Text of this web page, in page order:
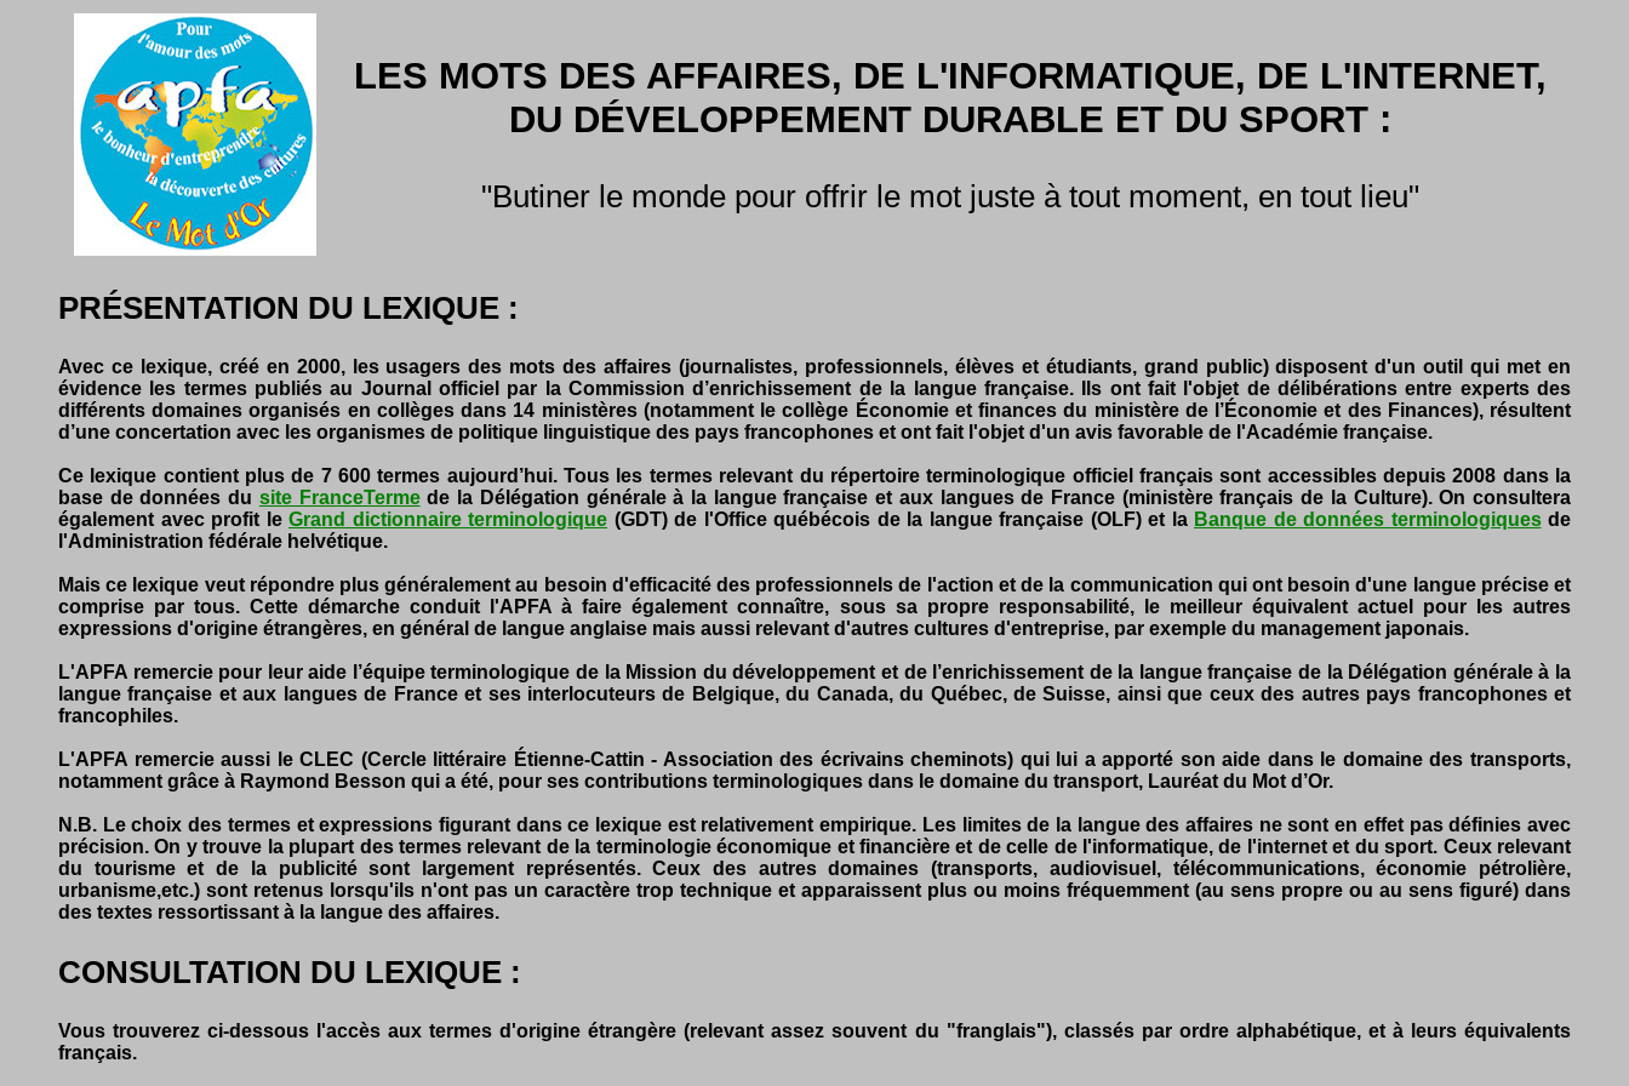
LES MOTS DES AFFAIRES, DE L'INFORMATIQUE, DE L'INTERNET,
DU DÉVELOPPEMENT DURABLE ET DU SPORT :
"Butiner le monde pour offrir le mot juste à tout moment, en tout lieu"
PRÉSENTATION DU LEXIQUE :
Avec ce lexique, créé en 2000, les usagers des mots des affaires (journalistes, professionnels, élèves et étudiants, grand public) disposent d'un outil qui met en
évidence les termes publiés au Journal officiel par la Commission d’enrichissement de la langue française. Ils ont fait l'objet de délibérations entre experts des
différents domaines organisés en collèges dans 14 ministères (notamment le collège Économie et finances du ministère de l’Économie et des Finances), résultent
d’une concertation avec les organismes de politique linguistique des pays francophones et ont fait l'objet d'un avis favorable de l'Académie française.
Ce lexique contient plus de 7 600 termes aujourd’hui. Tous les termes relevant du répertoire terminologique officiel français sont accessibles depuis 2008 dans la
base de données du site FranceTermede la Délégation générale à la langue française et aux langues de France (ministère français de la Culture). On consultera
également avec profit le Grand dictionnaire terminologique (GDT) de l'Office québécois de la langue française (OLF) et la Banque de données terminologiquesde
l'Administration fédérale helvétique.
Mais ce lexique veut répondre plus généralement au besoin d'efficacité des professionnels de l'action et de la communication qui ont besoin d'une langue précise et
comprise par tous. Cette démarche conduit l'APFA à faire également connaître, sous sa propre responsabilité, le meilleur équivalent actuel pour les autres
expressions d'origine étrangères, en général de langue anglaise mais aussi relevant d'autres cultures d'entreprise, par exemple du management japonais.
L'APFA remercie pour leur aide l’équipe terminologique de la Mission du développement et de l’enrichissement de la langue française de la Délégation générale à la
langue française et aux langues de France et ses interlocuteurs de Belgique, du Canada, du Québec, de Suisse, ainsi que ceux des autres pays francophones et
francophiles.
L'APFA remercie aussi le CLEC (Cercle littéraire Étienne-Cattin - Association des écrivains cheminots) qui lui a apporté son aide dans le domaine des transports,
notamment grâce à Raymond Besson qui a été, pour ses contributions terminologiques dans le domaine du transport, Lauréat du Mot d’Or.
N.B. Le choix des termes et expressions figurant dans ce lexique est relativement empirique. Les limites de la langue des affaires ne sont en effet pas définies avec
précision. On y trouve la plupart des termes relevant de la terminologie économique et financière et de celle de l'informatique, de l'internet et du sport. Ceux relevant
du tourisme et de la publicité sont largement représentés. Ceux des autres domaines (transports, audiovisuel, télécommunications, économie pétrolière,
urbanisme,etc.) sont retenus lorsqu'ils n'ont pas un caractère trop technique et apparaissent plus ou moins fréquemment (au sens propre ou au sens figuré) dans
des textes ressortissant à la langue des affaires.
CONSULTATION DU LEXIQUE :
Vous trouverez ci-dessous l'accès aux termes d'origine étrangère (relevant assez souvent du "franglais"), classés par ordre alphabétique, et à leurs équivalents
français.